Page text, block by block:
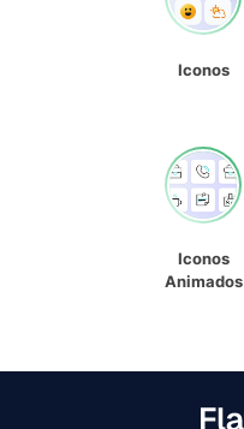
Iconos
Iconos
Animados